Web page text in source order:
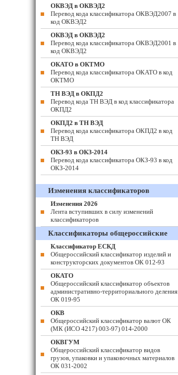
ОКВЭД в ОКВЭД2
Перевод кода классификатора ОКВЭД2007 в
код ОКВЭД2
ОКВЭД в ОКВЭД2
Перевод кода классификатора ОКВЭД2001 в
код ОКВЭД2
ОКАТО в ОКТМО
Перевод кода классификатора ОКАТО в код
ОКТМО
ТН ВЭД в ОКПД2
Перевод кода ТН ВЭД в код классификатора
ОКПД2
ОКПД2 в ТН ВЭД
Перевод кода классификатора ОКПД2 в код
ТН ВЭД
ОКЗ-93 в ОКЗ-2014
Перевод кода классификатора ОКЗ-93 в код
ОКЗ-2014
Изменения классификаторов
Изменения 2026
Лента вступивших в силу изменений
классификаторов
Классификаторы общероссийские
Классификатор ЕСКД
Общероссийский классификатор изделий и
конструкторских документов ОК 012-93
ОКАТО
Общероссийский классификатор объектов
административно-территориального деления
ОК 019-95
ОКВ
Общероссийский классификатор валют ОК
(МК (ИСО 4217) 003-97) 014-2000
ОКВГУМ
Общероссийский классификатор видов
грузов, упаковки и упаковочных материалов
ОК 031-2002